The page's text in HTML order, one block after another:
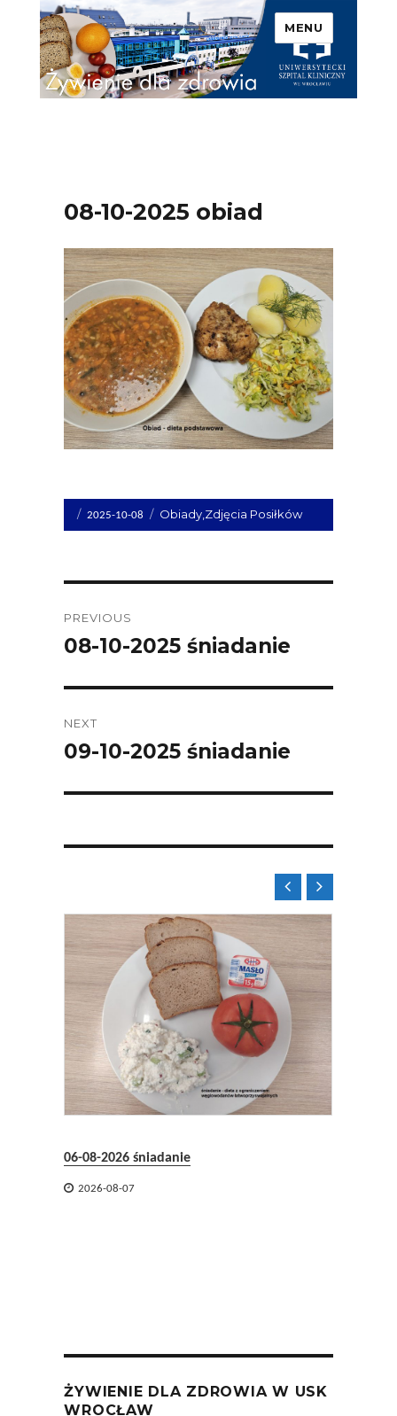
Uniwersytecki Szpital
Kliniczny we Wrocławiu –
Żywienie dla zdrowia
MENU
08-10-2025 obiad
Opublikowano
dnia
2025-10-08 Kategorie
Obiady, Zdjęcia Posiłków
navigation
PREVIOUS
Previous
08-10-2025 śniadanie
NEXT
Next
09-10-2025 śniadanie

06-08-2026 śniadanie
 2026-08-07

ŻYWIENIE DLA ZDROWIA W USK
WROCŁAW